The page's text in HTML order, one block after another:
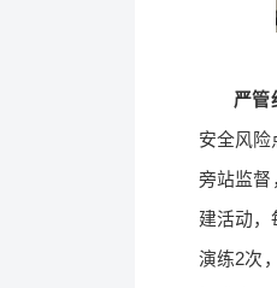
严管
安全风险
旁站监督
建活动
演练2次